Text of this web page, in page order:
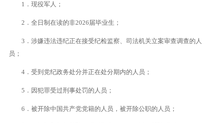
1．现役军人；
2．全日制在读的非2026届毕业生；
3．涉嫌违法违纪正在接受纪检监察、司法机关立案审查调查的人
员；
4．受到党纪政务处分并正在处分期内的人员；
5．因犯罪受过刑事处罚的人员；
6．被开除中国共产党党籍的人员，被开除公职的人员；